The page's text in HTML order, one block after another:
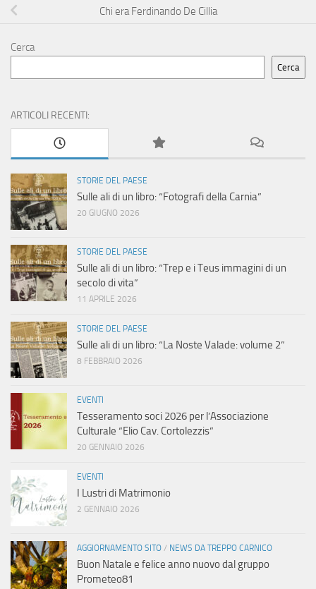
Chi era Ferdinando De Cillia
Cerca
Cerca
ARTICOLI RECENTI:
STORIE DEL PAESE
Sulle ali di un libro: “Fotografi della Carnia”
20 GIUGNO 2026
STORIE DEL PAESE
Sulle ali di un libro: “Trep e i Teus immagini di un
secolo di vita”
11 APRILE 2026
STORIE DEL PAESE
Sulle ali di un libro: “La Noste Valade: volume 2”
8 FEBBRAIO 2026
EVENTI
Tesseramento soci 2026 per l’Associazione
Culturale “Elio Cav. Cortolezzis”
20 GENNAIO 2026
EVENTI
I Lustri di Matrimonio
2 GENNAIO 2026
AGGIORNAMENTO SITO / NEWS DA TREPPO CARNICO
Buon Natale e felice anno nuovo dal gruppo
Prometeo81